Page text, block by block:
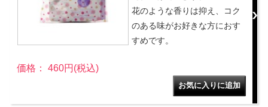
花のような香りは抑え、コク
のある味がお好きな方におす
すめです。
価格： 460円(税込)